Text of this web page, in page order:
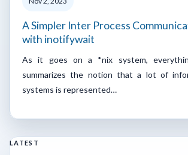
A Simpler Inter Process
with inotifywait
As it goes on a *nix system,
summarizes the notion that a lot of
systems is represented…
LATEST